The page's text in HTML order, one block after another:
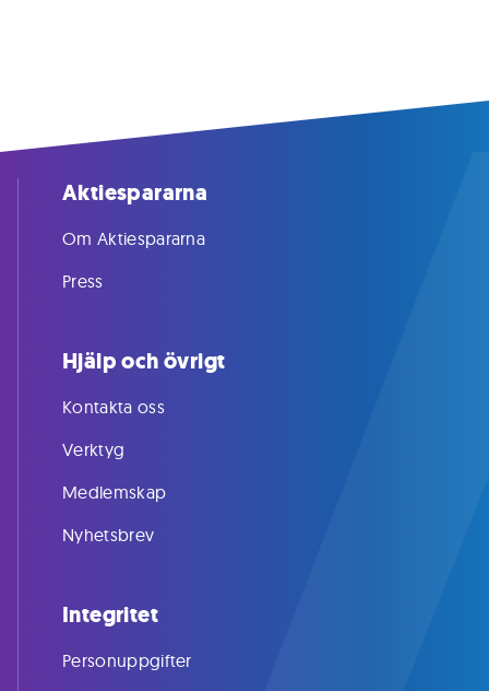
Aktiespararna
Om Aktiespararna
Press
Hjälp och övrigt
Kontakta oss
Verktyg
Medlemskap
Nyhetsbrev
Integritet
Personuppgifter